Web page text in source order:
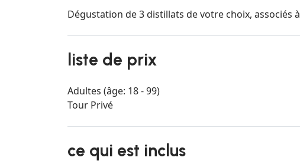
Dégustation de 3 distillats de votre choix, associés
liste de prix
Adultes (âge: 18 - 99)
Tour Privé
ce qui est inclus